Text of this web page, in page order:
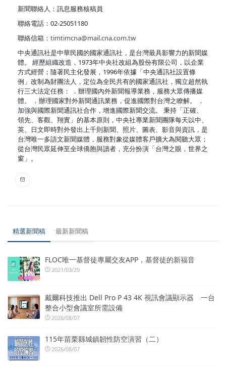
新聞聯絡人：訊息服務核稿員
聯絡電話：02-25051180
聯絡信箱： timtimcna@mail.cna.com.tw
中央通訊社是中華民國的國家通訊社，是台灣最具影響力的新聞媒
體。 經歷組織改造，1973年中央社改組為股份有限公司，以企業
方式經營；隨著民主化發展，1996年依據「中央通訊社設置條
例」改制為財團法人，定位為全民共有的國家通訊社，獨立超然執
行三大法定任務： ．辦理國內外新聞報導業務，服務大眾傳播媒
體。 ．辦理國家對外新聞通訊業務，促進國際對台灣之瞭解。 ．
加強與國際新聞通訊社合作，增進國際新聞交流。 秉持「正確、
領先、客觀、翔實」的基本原則，中央社專業新聞團隊每天以中、
英、日文即時對外發出上千則新聞、照片、圖表、影音與資訊，是
台灣唯一多語文新聞媒體，服務對象從媒體客戶擴大為閱聽大眾；
從台灣民眾延伸至全球僑胞與讀者，充分扮演「台灣之眼，世界之
窗」。
精選新聞稿 最新新聞稿
FLOC唯一基督徒專屬交友APP，基督徒的新福音
2021/03/29
戴爾科技推出 Dell Pro P 43 4K 視訊會議顯示器 一台
整合小型會議室所需設備
2026/08/07
115年苗栗縣城鎮韌性防空演習（二）
2026/08/07